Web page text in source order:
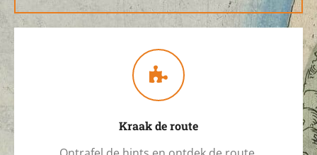
Kraak de route